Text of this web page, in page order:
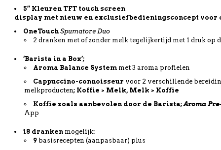
5” KleurenTFT touch screen
display met nieuw en exclusiefbedieningsconcept voor
OneTouch SpumatoreDuo
2 dranken met of zonder melk tegelijkertijd met 1 druk op
‘Barista in a Box’;
Aroma Balance System met 3 aroma profielen
Cappuccino-connoisseur voor 2 verschillende
melkproducten;Koffie > Melk, Melk > Koffie
Koffie zoals aanbevolendoor de Barista;Aroma
App
18 drankenmogelijk:
9 basisrecepten (aanpasbaar) plus